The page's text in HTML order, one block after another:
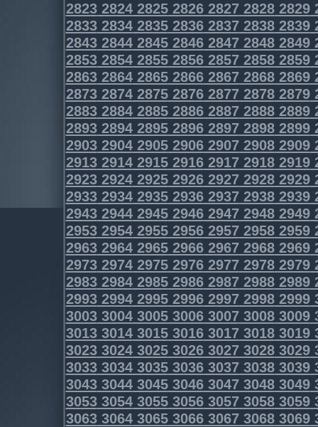
2823282428252826282728282829
2833283428352836283728382839
2843284428452846284728482849
2853285428552856285728582859
2863286428652866286728682869
2873287428752876287728782879
2883288428852886288728882889
2893289428952896289728982899
2903290429052906290729082909
2913291429152916291729182919
2923292429252926292729282929
2933293429352936293729382939
2943294429452946294729482949
2953295429552956295729582959
2963296429652966296729682969
2973297429752976297729782979
2983298429852986298729882989
2993299429952996299729982999
3003300430053006300730083009
3013301430153016301730183019
3023302430253026302730283029
3033303430353036303730383039
3043304430453046304730483049
3053305430553056305730583059
3063306430653066306730683069